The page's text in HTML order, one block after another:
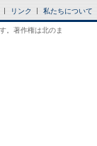
リンク 私たちについて
。著作権は北のま